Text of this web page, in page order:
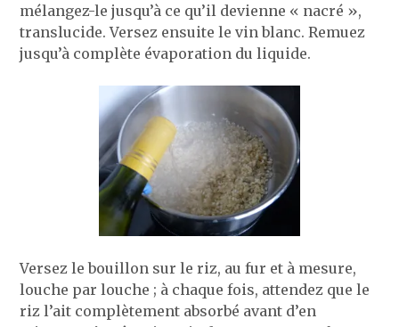
mélangez-le jusqu’à ce qu’il devienne « nacré »,
translucide. Versez ensuite le vin blanc. Remuez
jusqu’à complète évaporation du liquide.
Versez le bouillon sur le riz, au fur et à mesure,
louche par louche ; à chaque fois, attendez que le
riz l’ait complètement absorbé avant d’en